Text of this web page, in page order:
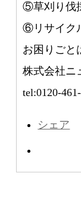
⑤草刈り伐
⑥リサイク
お困りごと
株式会社ニ
tel:0120-
シェア